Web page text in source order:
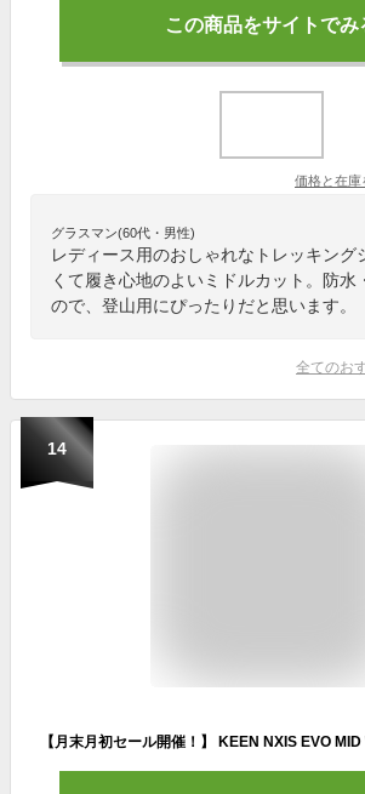
この商品をサイトでみ
価格と在庫
グラスマン(60代・男性)
レディース用のおしゃれなトレッキング
くて履き心地のよいミドルカット。防水
ので、登山用にぴったりだと思います。
全てのお
14